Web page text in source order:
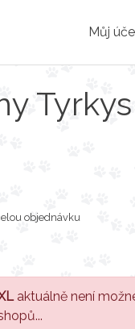
Můj
objednávku
aktuálně není